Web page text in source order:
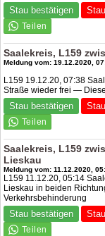
Stau bestätigen
Saalekreis, L159
Meldung vom: 19.12.2020,
L159 19.12.20, 07:38
Straße wieder frei —
Stau bestätigen
Saalekreis, L159
Lieskau
Meldung vom: 11.12.2020,
L159 11.12.20, 05:14
Lieskau in beiden
Verkehrsbehinderung
Stau bestätigen